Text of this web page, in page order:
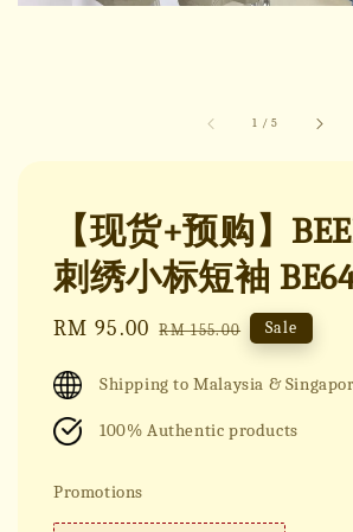
1 /5
【现货+预购】
刺绣小标短袖
Sale
RM 95.00 Regular
RM 155.00 Sale
Shipping to Malaysia &
100% Authentic products
Promotions